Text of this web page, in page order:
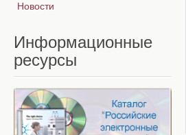
Новости
Информационные
ресурсы